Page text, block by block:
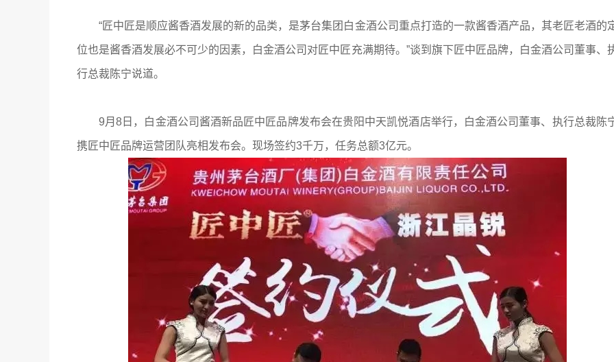
“匠中匠是顺应酱香酒发展的新的品类，是茅台集团白金酒公司重点打造的一款酱香酒产品，其老匠老酒的
位也是酱香酒发展必不可少的因素，白金酒公司对匠中匠充满期待。”谈到旗下匠中匠品牌，白金酒公司董事、
行总裁陈宁说道。
9月8日，白金酒公司酱酒新品匠中匠品牌发布会在贵阳中天凯悦酒店举行，白金酒公司董事、执行总裁陈
携匠中匠品牌运营团队亮相发布会。现场签约3千万，任务总额3亿元。